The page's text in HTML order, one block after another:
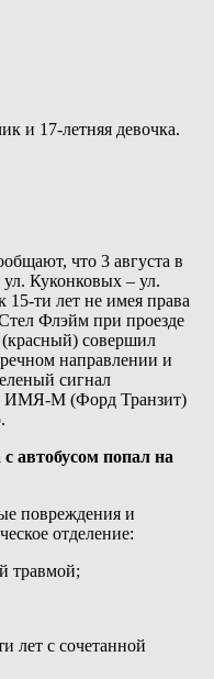
и 17-летняя девочка.
что 3 августа в
ул. Куконковых – ул.
ти лет не имея права
Флэйм при проезде
совершил
направлении и
сигнал
ИМЯ-М (Форд Транзит)
автобусом попал на
повреждения и
отделение:
травмой;
лет с сочетанной